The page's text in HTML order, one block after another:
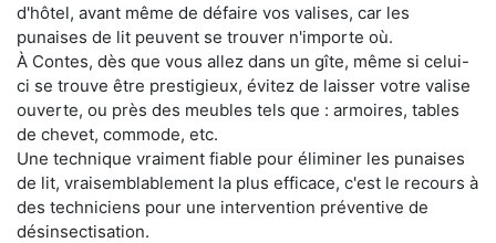
d'hôtel, avant même de défaire vos valises, car les
punaises de lit peuvent se trouver n'importe où.
À Contes, dès que vous allez dans un gîte, même si celui-
ci se trouve être prestigieux, évitez de laisser votre valise
ouverte, ou près des meubles tels que : armoires, tables
de chevet, commode, etc.
Une technique vraiment fiable pour éliminer les punaises
de lit, vraisemblablement la plus efficace, c'est le recours à
des techniciens pour une intervention préventive de
désinsectisation.